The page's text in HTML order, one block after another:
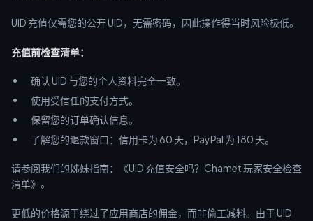
UID 充值仅需您的公开 UID，无需密码，因此操作得当时风险极低。
充值前检查清单：
确认 UID 与您的个人资料完全一致。
使用受信任的支付方式。
保留您的订单确认信息。
了解您的退款窗口：信用卡为 60 天，PayPal 为 180 天。
请参阅我们的姊妹指南：《UID 充值安全吗？Chamet 玩家安全检查
清单》。
更低的价格源于绕过了应用商店的佣金，而非偷工减料。由于 UID